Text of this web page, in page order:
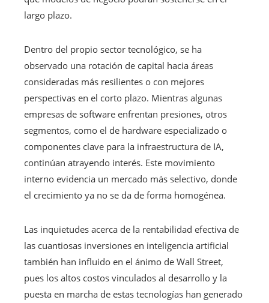
largo plazo.
Dentro del propio sector tecnológico, se ha
observado una rotación de capital hacia áreas
consideradas más resilientes o con mejores
perspectivas en el corto plazo. Mientras algunas
empresas de software enfrentan presiones, otros
segmentos, como el de hardware especializado o
componentes clave para la infraestructura de IA,
continúan atrayendo interés. Este movimiento
interno evidencia un mercado más selectivo, donde
el crecimiento ya no se da de forma homogénea.
Las inquietudes acerca de la rentabilidad efectiva de
las cuantiosas inversiones en inteligencia artificial
también han influido en el ánimo de Wall Street,
pues los altos costos vinculados al desarrollo y la
puesta en marcha de estas tecnologías han generado